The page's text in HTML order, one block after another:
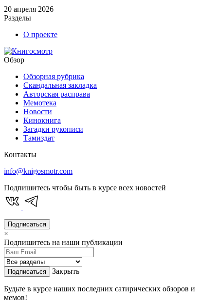
20 апреля 2026
Разделы
О проекте
Обзор
Обзорная рубрика
Скандальная закладка
Авторская расправа
Мемотека
Новости
Кинокнига
Загадки рукописи
Тамиздат
Контакты
info@knigosmotr.com
Подпишитесь чтобы быть в курсе всех новостей
Подписаться
×
Подпишитесь на наши публикации
Подписаться Закрыть
Будьте в курсе наших последних сатирических обзоров и
мемов!